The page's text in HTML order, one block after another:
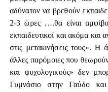
αδύνατον να βρεθούν
2-3 ώρες ….θα είναι
εκπαιδευτικοί και ακόμα
στις μετακινήσεις τους». Η
άλλες παρόμοιες που
και ψυχολογικούς» δεν
Γυμνάσιο στην Γαύδο